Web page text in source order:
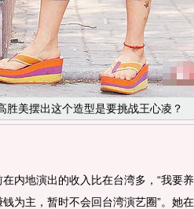
胜美摆出这个造型是要挑战王心凌？
地演出的收入比在台湾多，“我要
为主，暂时不会回台湾演艺圈”。她